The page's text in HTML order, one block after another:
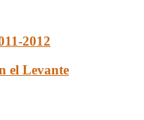
2012
el Levante